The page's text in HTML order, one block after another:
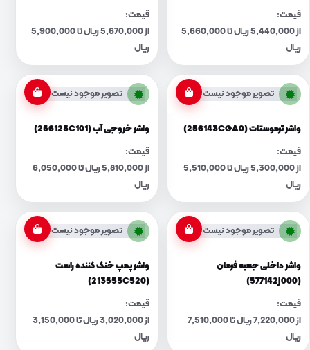
قیمت:
از 5,440,000 ریال تا 5,660,000
ریال
قیمت:
از 5,670,000 ریال تا 5,900,000
ریال
تصویر موجود نیست
واشر ترموستات (256143CGA0)
قیمت:
از 5,300,000 ریال تا 5,510,000
ریال
تصویر موجود نیست
واشر خروجی آب (256123C101)
قیمت:
از 5,810,000 ریال تا 6,050,000
ریال
تصویر موجود نیست
واشر داخلی جعبه فرمان
(577142J000)
قیمت:
از 7,220,000 ریال تا 7,510,000
ریال
تصویر موجود نیست
واشر پمپ خنک کننده راست
(213553C520)
قیمت:
از 3,020,000 ریال تا 3,150,000
ریال